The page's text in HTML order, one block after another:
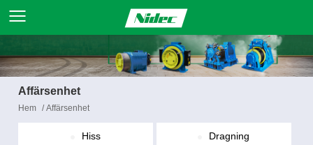
Affärsenhet
Hem /Affärsenhet
Hiss Dragning